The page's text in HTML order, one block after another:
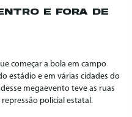
E FORA DE
começar a bola em campo
estádio e em várias cidades do
megaevento teve as ruas
policial estatal.